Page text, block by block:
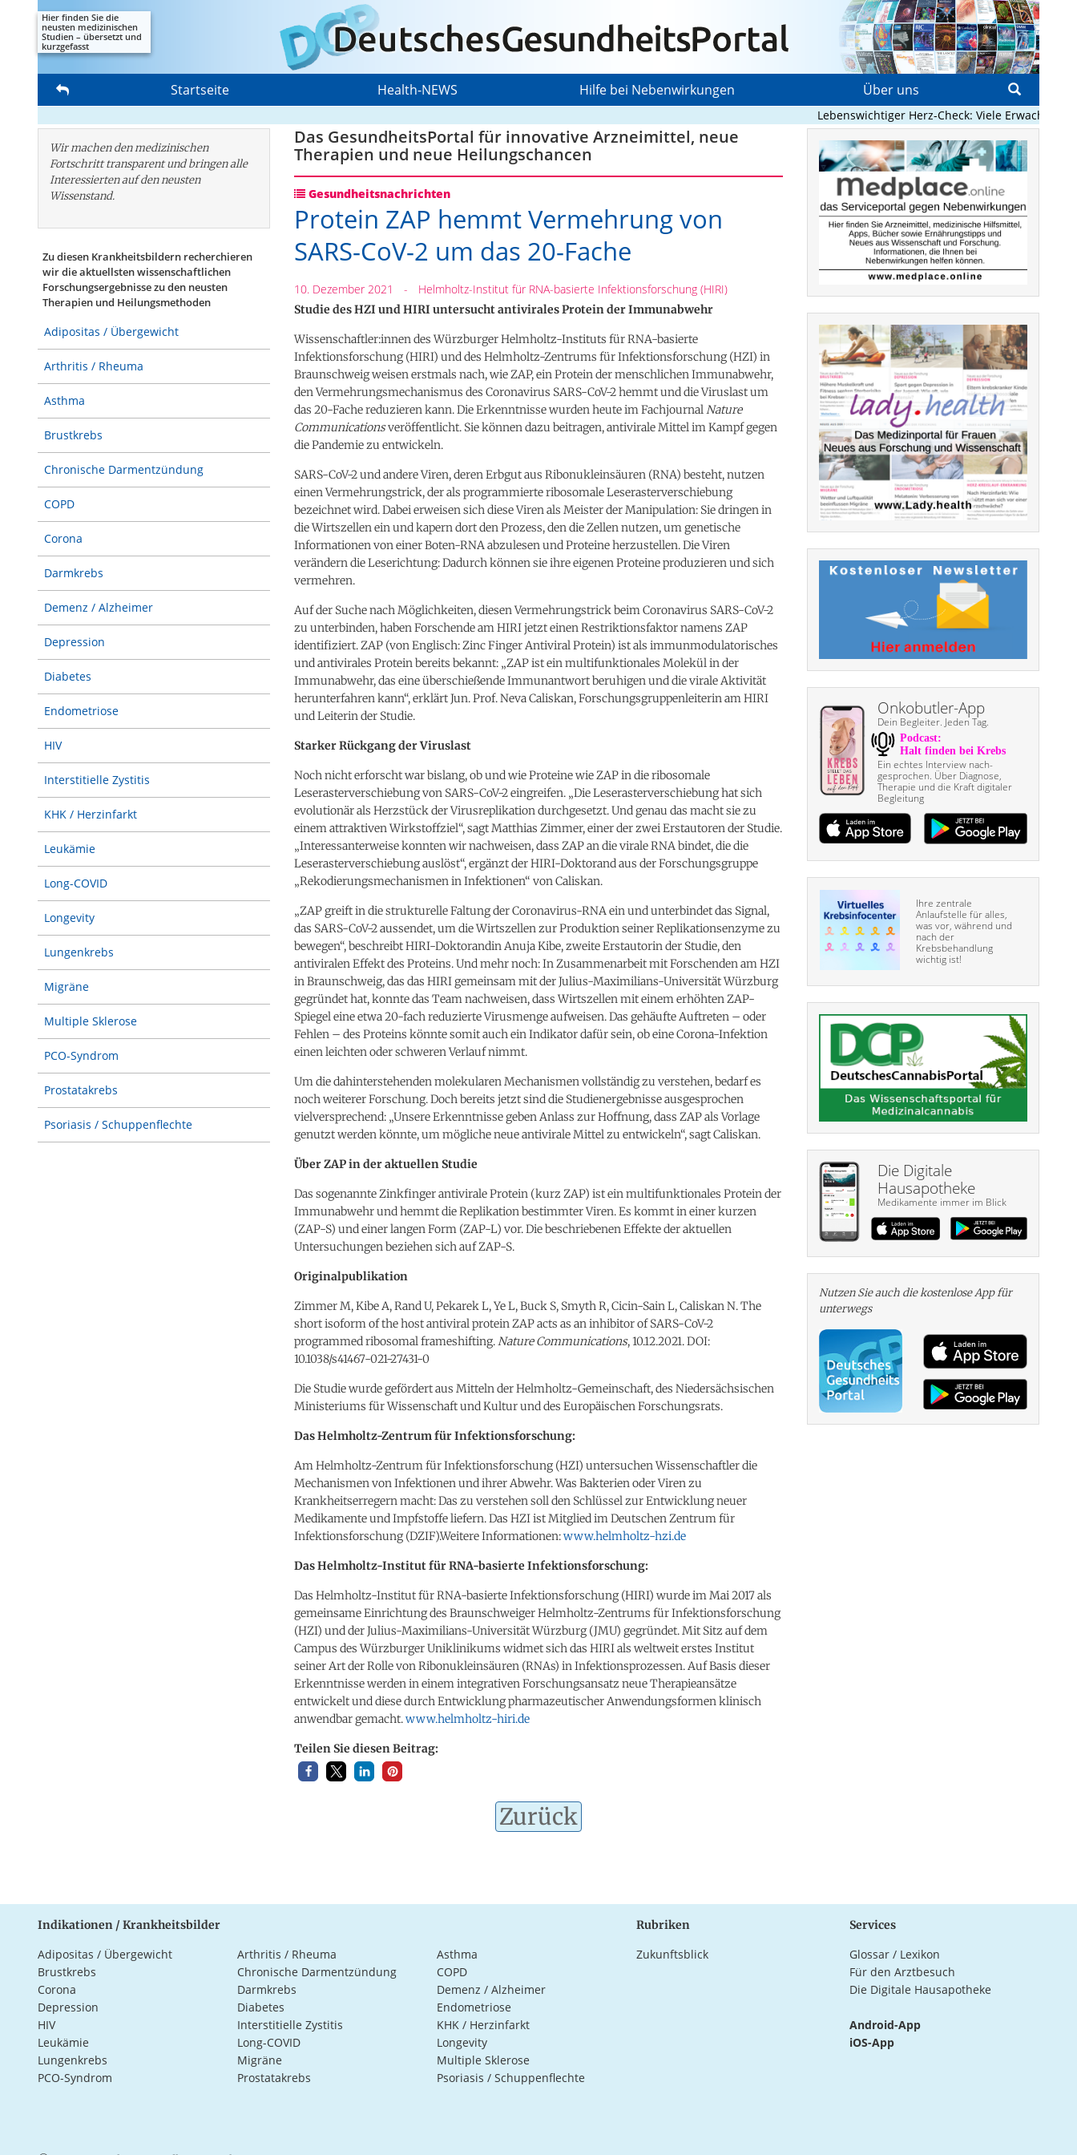
Hier finden Sie die
neusten medizinischen
Studien – übersetzt und
kurzgefasst
Startseite Health-NEWS Hilfe bei Nebenwirkungen Über uns
Lebenswichtiger Herz-Check: Viele Erwachsene
Wir machen den medizinischen
Fortschritt transparent und bringen alle
Interessierten auf den neusten
Wissenstand.
Zu diesen Krankheitsbildern recherchieren
wir die aktuellsten wissenschaftlichen
Forschungs­ergebnisse zu den neusten
Therapien und Heilungsmethoden
Adipositas / Übergewicht
Arthritis / Rheuma
Asthma
Brustkrebs
Chronische Darmentzündung
COPD
Corona
Darmkrebs
Demenz / Alzheimer
Depression
Diabetes
Endometriose
HIV
Interstitielle Zystitis
KHK / Herzinfarkt
Leukämie
Long-COVID
Longevity
Lungenkrebs
Migräne
Multiple Sklerose
PCO-Syndrom
Prostatakrebs
Psoriasis / Schuppenflechte
Das GesundheitsPortal für innovative Arzneimittel, neue
Therapien und neue Heilungschancen
Gesundheitsnachrichten
Protein ZAP hemmt Vermehrung von
SARS-CoV-2 um das 20-Fache
10. Dezember 2021 - Helmholtz-Institut für RNA-basierte Infektionsforschung (HIRI)
Studie des HZI und HIRI untersucht antivirales Protein der Immunabwehr
Wissenschaftler:innen des Würzburger Helmholtz-Instituts für RNA-basierte
Infektionsforschung (HIRI) und des Helmholtz-Zentrums für Infektionsforschung (HZI) in
Braunschweig weisen erstmals nach, wie ZAP, ein Protein der menschlichen Immunabwehr,
den Vermehrungsmechanismus des Coronavirus SARS-CoV-2 hemmt und die Viruslast um
das 20-Fache reduzieren kann. Die Erkenntnisse wurden heute im Fachjournal Nature
Communicationsveröffentlicht. Sie können dazu beitragen, antivirale Mittel im Kampf gegen
die Pandemie zu entwickeln.
SARS-CoV-2 und andere Viren, deren Erbgut aus Ribonukleinsäuren (RNA) besteht, nutzen
einen Vermehrungstrick, der als programmierte ribosomale Leserasterverschiebung
bezeichnet wird. Dabei erweisen sich diese Viren als Meister der Manipulation: Sie dringen in
die Wirtszellen ein und kapern dort den Prozess, den die Zellen nutzen, um genetische
Informationen von einer Boten-RNA abzulesen und Proteine herzustellen. Die Viren
verändern die Leserichtung: Dadurch können sie ihre eigenen Proteine produzieren und sich
vermehren.
Auf der Suche nach Möglichkeiten, diesen Vermehrungstrick beim Coronavirus SARS-CoV-2
zu unterbinden, haben Forschende am HIRI jetzt einen Restriktionsfaktor namens ZAP
identifiziert. ZAP (von Englisch: Zinc Finger Antiviral Protein) ist als immunmodulatorisches
und antivirales Protein bereits bekannt: „ZAP ist ein multifunktionales Molekül in der
Immunabwehr, das eine überschießende Immunantwort beruhigen und die virale Aktivität
herunterfahren kann“, erklärt Jun. Prof. Neva Caliskan, Forschungsgruppenleiterin am HIRI
und Leiterin der Studie.
Starker Rückgang der Viruslast
Noch nicht erforscht war bislang, ob und wie Proteine wie ZAP in die ribosomale
Leserasterverschiebung von SARS-CoV-2 eingreifen. „Die Leserasterverschiebung hat sich
evolutionär als Herzstück der Virusreplikation durchgesetzt. Und genau das macht sie zu
einem attraktiven Wirkstoffziel“, sagt Matthias Zimmer, einer der zwei Erstautoren der Studie.
„Interessanterweise konnten wir nachweisen, dass ZAP an die virale RNA bindet, die die
Leserasterverschiebung auslöst“, ergänzt der HIRI-Doktorand aus der Forschungsgruppe
„Rekodierungsmechanismen in Infektionen“ von Caliskan.
„ZAP greift in die strukturelle Faltung der Coronavirus-RNA ein und unterbindet das Signal,
das SARS-CoV-2 aussendet, um die Wirtszellen zur Produktion seiner Replikationsenzyme zu
bewegen“, beschreibt HIRI-Doktorandin Anuja Kibe, zweite Erstautorin der Studie, den
antiviralen Effekt des Proteins. Und mehr noch: In Zusammenarbeit mit Forschenden am HZI
in Braunschweig, das das HIRI gemeinsam mit der Julius-Maximilians-Universität Würzburg
gegründet hat, konnte das Team nachweisen, dass Wirtszellen mit einem erhöhten ZAP-
Spiegel eine etwa 20-fach reduzierte Virusmenge aufweisen. Das gehäufte Auftreten – oder
Fehlen – des Proteins könnte somit auch ein Indikator dafür sein, ob eine Corona-Infektion
einen leichten oder schweren Verlauf nimmt.
Um die dahinterstehenden molekularen Mechanismen vollständig zu verstehen, bedarf es
noch weiterer Forschung. Doch bereits jetzt sind die Studienergebnisse ausgesprochen
vielversprechend: „Unsere Erkenntnisse geben Anlass zur Hoffnung, dass ZAP als Vorlage
genutzt werden könnte, um mögliche neue antivirale Mittel zu entwickeln“, sagt Caliskan.
Über ZAP in der aktuellen Studie
Das sogenannte Zinkfinger antivirale Protein (kurz ZAP) ist ein multifunktionales Protein der
Immunabwehr und hemmt die Replikation bestimmter Viren. Es kommt in einer kurzen
(ZAP-S) und einer langen Form (ZAP-L) vor. Die beschriebenen Effekte der aktuellen
Untersuchungen beziehen sich auf ZAP-S.
Originalpublikation
Zimmer M, Kibe A, Rand U, Pekarek L, Ye L, Buck S, Smyth R, Cicin-Sain L, Caliskan N. The
short isoform of the host antiviral protein ZAP acts as an inhibitor of SARS-CoV-2
programmed ribosomal frameshifting. Nature Communications, 10.12.2021. DOI:
10.1038/s41467-021-27431-0
Die Studie wurde gefördert aus Mitteln der Helmholtz-Gemeinschaft, des Niedersächsischen
Ministeriums für Wissenschaft und Kultur und des Europäischen Forschungsrats.
Das Helmholtz-Zentrum für Infektionsforschung:
Am Helmholtz-Zentrum für Infektionsforschung (HZI) untersuchen Wissenschaftler die
Mechanismen von Infektionen und ihrer Abwehr. Was Bakterien oder Viren zu
Krankheitserregern macht: Das zu verstehen soll den Schlüssel zur Entwicklung neuer
Medikamente und Impfstoffe liefern. Das HZI ist Mitglied im Deutschen Zentrum für
Infektionsforschung (DZIF).Weitere Informationen:www.helmholtz-hzi.de
Das Helmholtz-Institut für RNA-basierte Infektionsforschung:
Das Helmholtz-Institut für RNA-basierte Infektionsforschung (HIRI) wurde im Mai 2017 als
gemeinsame Einrichtung des Braunschweiger Helmholtz-Zentrums für Infektionsforschung
(HZI) und der Julius-Maximilians-Universität Würzburg (JMU) gegründet. Mit Sitz auf dem
Campus des Würzburger Uniklinikums widmet sich das HIRI als weltweit erstes Institut
seiner Art der Rolle von Ribonukleinsäuren (RNAs) in Infektionsprozessen. Auf Basis dieser
Erkenntnisse werden in einem integrativen Forschungsansatz neue Therapieansätze
entwickelt und diese durch Entwicklung pharmazeutischer Anwendungsformen klinisch
anwendbar gemacht.www.helmholtz-hiri.de
Teilen Sie diesen Beitrag:
Zurück
Onkobutler-App
Dein Begleiter. Jeden Tag.
Ein echtes Interview nach­
gesprochen. Über Diagnose,
Therapie und die Kraft digitaler
Begleitung
Ihre zentrale
Anlaufstelle für alles,
was vor, während und
nach der
Krebsbehandlung
wichtig ist!
Die Digitale
Hausapotheke
Medikamente immer im Blick
Nutzen Sie auch die kosten­lose App für
unterwegs
Indikationen / Krankheitsbilder
Adipositas / Übergewicht Arthritis / Rheuma
Asthma
Brustkrebs
Chronische Darmentzündung
COPD
Corona
Darmkrebs
Demenz / Alzheimer
Depression
Diabetes
Endometriose
HIV
Interstitielle Zystitis
KHK / Herzinfarkt
Leukämie
Long-COVID
Longevity
Lungenkrebs
Migräne
Multiple Sklerose
PCO-Syndrom
Prostatakrebs Psoriasis / Schuppenflechte
Rubriken
Zukunftsblick
Services
Glossar / Lexikon
Für den Arztbesuch
Die Digitale Hausapotheke
Android-App
iOS-App